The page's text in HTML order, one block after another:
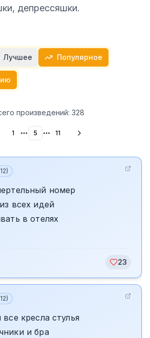
депрессяшки.
Лучшее Популярное
произведений: 328
1 More pages
5 More pages
11
)
номер
всех идей
в отелях
23
)
кресла стулья
и бра